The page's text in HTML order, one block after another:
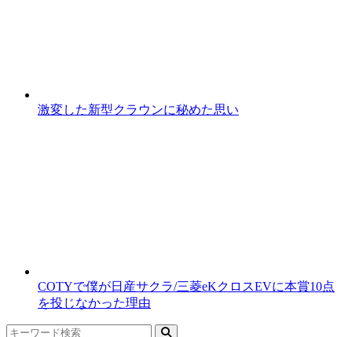
激変した新型クラウンに秘めた思い
COTYで僕が日産サクラ/三菱eKクロスEVに本賞10点
を投じなかった理由